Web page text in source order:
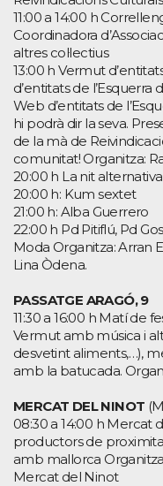
11:00 a 14:00 h
Coordinadora
altres col·lectius
13:00 h Vermut
d’entitats de l’Esquerra
Web d’entitats de
hi podrà dir la seva.
de la mà de
comunitat! Organitza:
20:00 h La nit
20:00 h: Kum sextet
21:00 h: Alba Guerrero
22:00 h Pd Pitiflú, Pd
Moda Organitza: Arran
Lina Òdena.
PASSATGE ARAGÓ, 9
11:30 a 16:00 h Matí de
Vermut amb música i
desvetint aliments,…),
amb la batucada.
MERCAT DEL NINOT
08:30 a 14:00 h Mercat
productors de
amb mallorca
Mercat del Ninot